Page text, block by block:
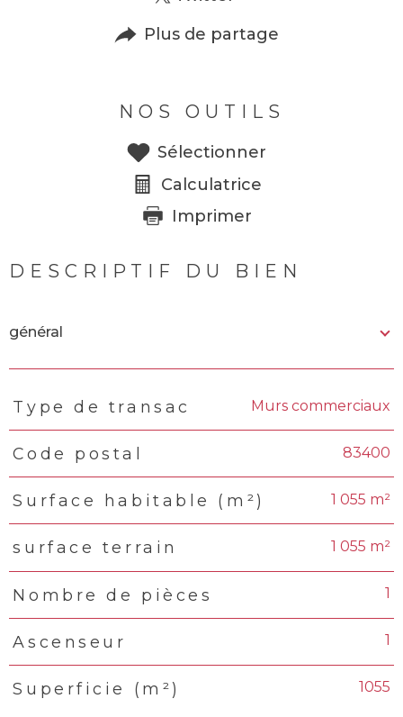
Plus de partage
NOS OUTILS
Sélectionner
Calculatrice
Imprimer
DESCRIPTIF DU BIEN
général
TRAD_PAMPERO_Caracteristique Valeurs
Type de transac Murs commerciaux
Code postal 83400
Surface habitable (m²) 1 055 m²
surface terrain 1 055 m²
Nombre de pièces 1
Ascenseur 1
Superficie (m²) 1055